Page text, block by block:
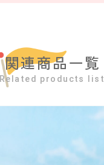
関連商品一覧
Related products list